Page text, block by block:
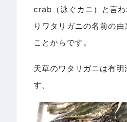
crab（泳ぐカニ）と言
りワタリガニの名前の由
ことからです。
天草のワタリガニは有明
す。